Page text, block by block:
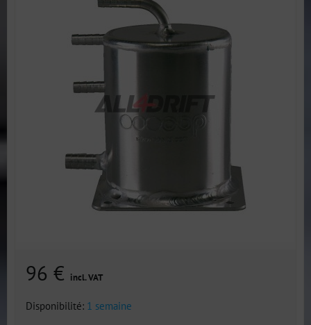
96 € incl. VAT
Disponibilité: 1 semaine